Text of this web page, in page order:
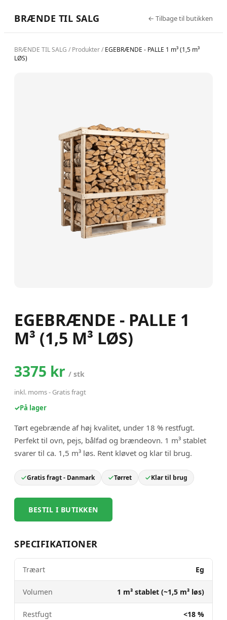
BRÆNDE TIL SALG ← Tilbage til butikken
BRÆNDE TIL SALG / Produkter/ EGEBRÆNDE - PALLE 1 m³ (1,5 m³
LØS)
EGEBRÆNDE - PALLE 1
M³ (1,5 M³ LØS)
3375 kr / stk
inkl. moms- Gratis fragt
✓På lager
Tørt egebrænde af høj kvalitet, under 18 % restfugt.
Perfekt til ovn, pejs, bålfad og brændeovn. 1 m³ stablet
svarer til ca. 1,5 m³ løs. Rent kløvet og klar til brug.
Gratis fragt - Danmark Tørret Klar til brug
BESTIL I BUTIKKEN
SPECIFIKATIONER
Træart Eg
Volumen 1 m³ stablet (~1,5 m³ løs)
Restfugt <18 %